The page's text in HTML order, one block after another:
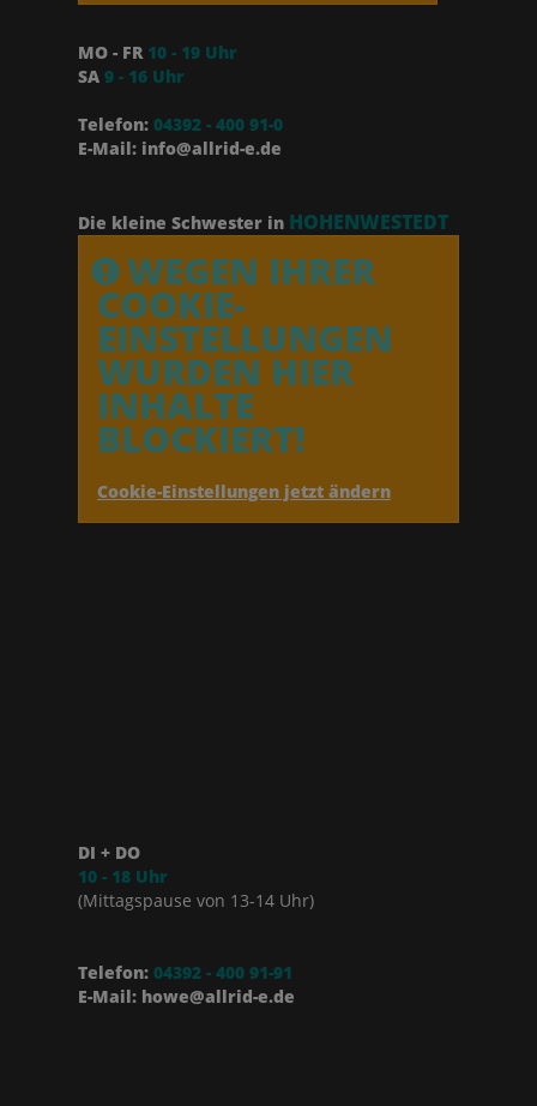
MO - FR 10 - 19 Uhr
SA 9 - 16 Uhr
Telefon: 04392 - 400 91-0
E-Mail: info@allrid-e.de
Die kleine Schwester in HOHENWESTEDT
WEGEN IHRER
COOKIE-
EINSTELLUNGEN
WURDEN HIER
INHALTE
BLOCKIERT!
Cookie-Einstellungen jetzt ändern
DI + DO
10 - 18 Uhr
(Mittagspause von 13-14 Uhr)
Telefon: 04392 - 400 91-91
E-Mail: howe@allrid-e.de